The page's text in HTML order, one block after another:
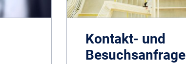
Kontakt- und
Besuchs­anfrage